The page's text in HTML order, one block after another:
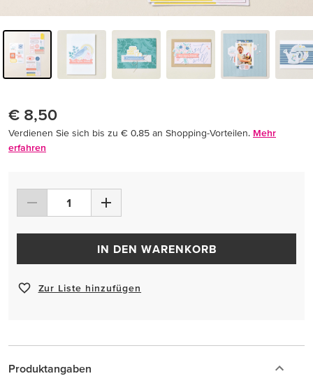
€ 8,50
Verdienen Sie sich bis zu € 0,85 an Shopping-Vorteilen. Mehr
erfahren
IN DEN WARENKORB
Zur Liste hinzufügen
Produktangaben